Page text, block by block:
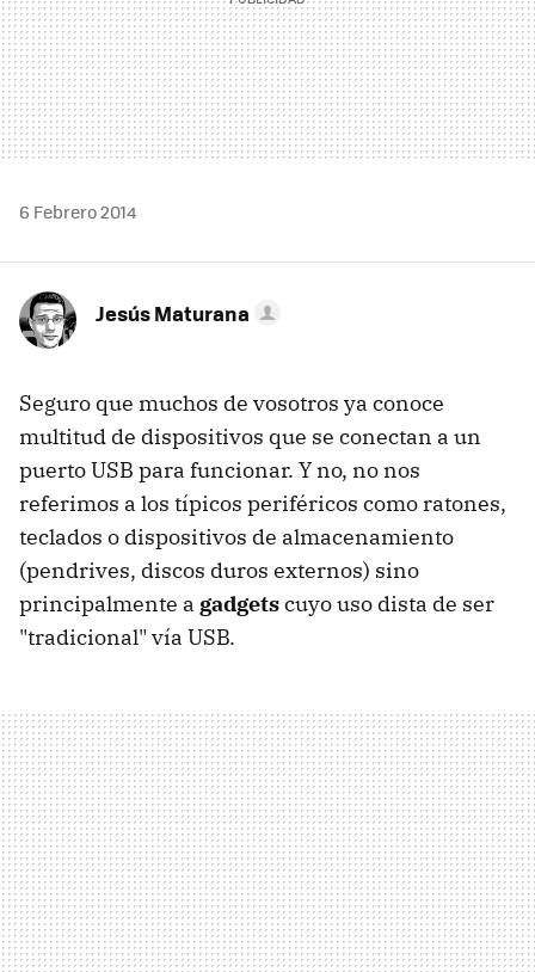
6 Febrero 2014
Jesús Maturana
Seguro que muchos de vosotros ya conoce
multitud de dispositivos que se conectan a un
puerto USB para funcionar. Y no, no nos
referimos a los típicos periféricos como ratones,
teclados o dispositivos de almacenamiento
(pendrives, discos duros externos) sino
principalmente a gadgetscuyo uso dista de ser
"tradicional" vía USB.